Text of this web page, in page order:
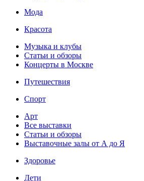
Мода
Красота
Музыка и клубы
Статьи и обзоры
Концерты в Москве
Путешествия
Спорт
Арт
Все выставки
Статьи и обзоры
Выставочные залы от А до Я
Здоровье
Дети